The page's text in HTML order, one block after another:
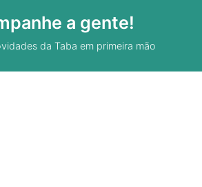
a gente!
da Taba em primeira mão